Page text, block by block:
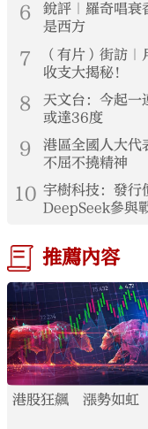
6
銳評｜羅奇唱
是西方
7
（有片）街訪
收支大揭秘！
8
天文台：今起
或達36度
9
港區全國人大
不屈不撓精神
10 宇樹科技：發
DeepSeek參與
推薦內容
港股狂飆 漲勢如虹